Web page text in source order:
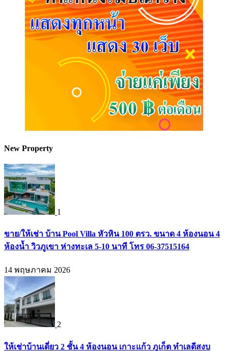
New Property
1
ขาย/ให้เช่า บ้าน Pool Villa หัวหิน 100 ตรว. ขนาด 4 ห้องนอน 4
ห้องน้ำ วิวภูเขา ห่างทะเล 5-10 นาที โทร 06-37515164
14 พฤษภาคม 2026
2
ให้เช่าบ้านเดี่ยว 2 ชั้น 4 ห้องนอน เกาะแก้ว ภูเก็ต ทำเลดีสงบ